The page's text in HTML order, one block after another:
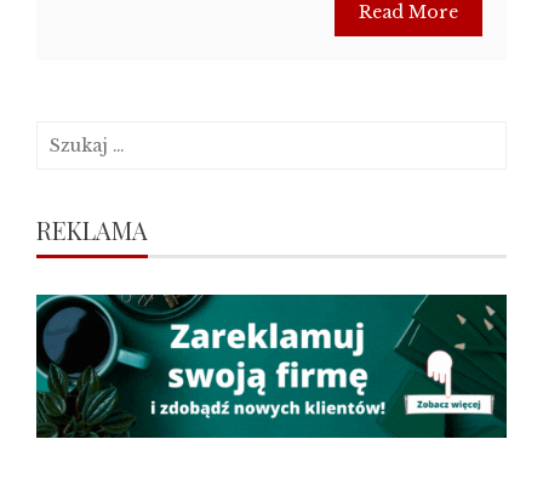
Read More
Szukaj:
REKLAMA